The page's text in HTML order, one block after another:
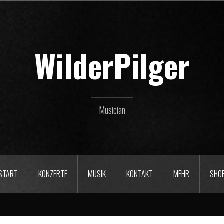
WilderPilger
Musician
KONZERTE MUSIK KONTAKT MEHR